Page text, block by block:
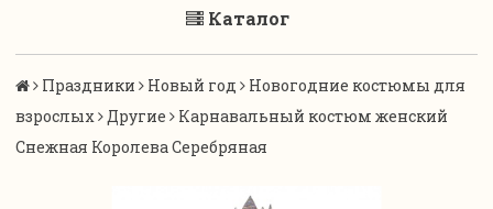
Каталог
Праздники Новый год
Новогодние костюмы для
взрослых
Другие
Карнавальный костюм женский
Снежная Королева Серебряная